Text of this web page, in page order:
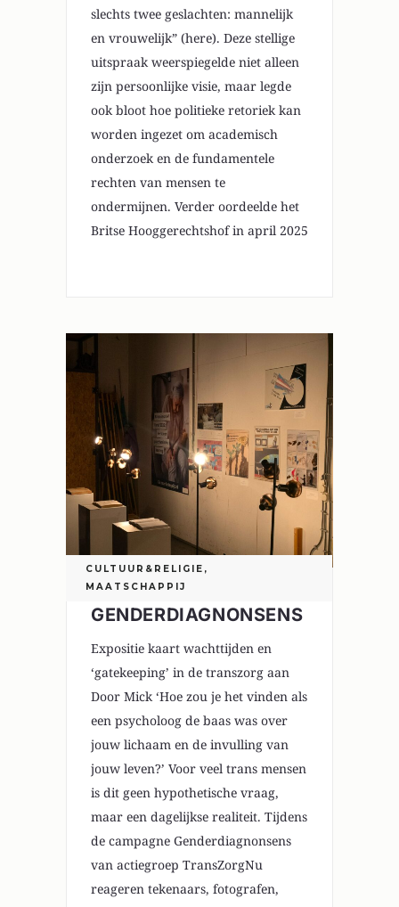
slechts twee geslachten: mannelijk
en vrouwelijk” (here). Deze stellige
uitspraak weerspiegelde niet alleen
zijn persoonlijke visie, maar legde
ook bloot hoe politieke retoriek kan
worden ingezet om academisch
onderzoek en de fundamentele
rechten van mensen te
ondermijnen. Verder oordeelde het
Britse Hooggerechtshof in april 2025
CULTUUR&RELIGIE ,
MAATSCHAPPIJ
GENDERDIAGNONSENS
Expositie kaart wachttijden en
‘gatekeeping’ in de transzorg aan
Door Mick ‘Hoe zou je het vinden als
een psycholoog de baas was over
jouw lichaam en de invulling van
jouw leven?’ Voor veel trans mensen
is dit geen hypothetische vraag,
maar een dagelijkse realiteit. Tijdens
de campagne Genderdiagnonsens
van actiegroep TransZorgNu
reageren tekenaars, fotografen,